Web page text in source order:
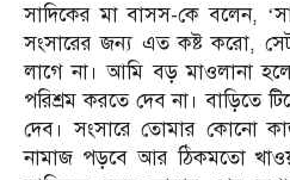
সাদিকের মা বাসস-কে বলেন,
সংসারের জন্য এত কষ্ট করো,
লাগে না। আমি বড় মাওলানা
পরিশ্রম করতে দেব না। বাড়িতে
দেব। সংসারে তোমার কোনো
নামাজ পড়বে আর ঠিকমতো